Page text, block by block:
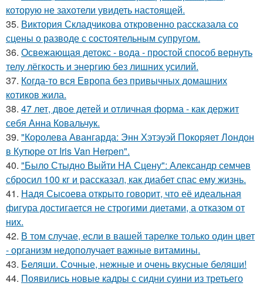
которую не захотели увидеть настоящей.
35. Виктория Складчикова откровенно рассказала со
сцены о разводе с состоятельным супругом.
36. Освежающая детокс - вода - простой способ вернуть
телу лёгкость и энергию без лишних усилий.
37. Когда-то вся Европа без привычных домашних
котиков жила.
38. 47 лет, двое детей и отличная форма - как держит
себя Анна Ковальчук.
39. "Королева Авангарда: Энн Хэтэуэй Покоряет Лондон
в Кутюре от Iris Van Herpen".
40. "Было Стыдно Выйти НА Сцену": Александр семчев
сбросил 100 кг и рассказал, как диабет спас ему жизнь.
41. Надя Сысоева открыто говорит, что её идеальная
фигура достигается не строгими диетами, а отказом от
них.
42. В том случае, если в вашей тарелке только один цвет
- организм недополучает важные витамины.
43. Беляши. Сочные, нежные и очень вкусные беляши!
44. Появились новые кадры с сидни суини из третьего